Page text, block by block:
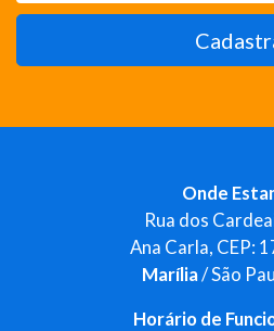
Onde
Rua dos
Ana Carla, CEP:
Marília/ São
Horário de